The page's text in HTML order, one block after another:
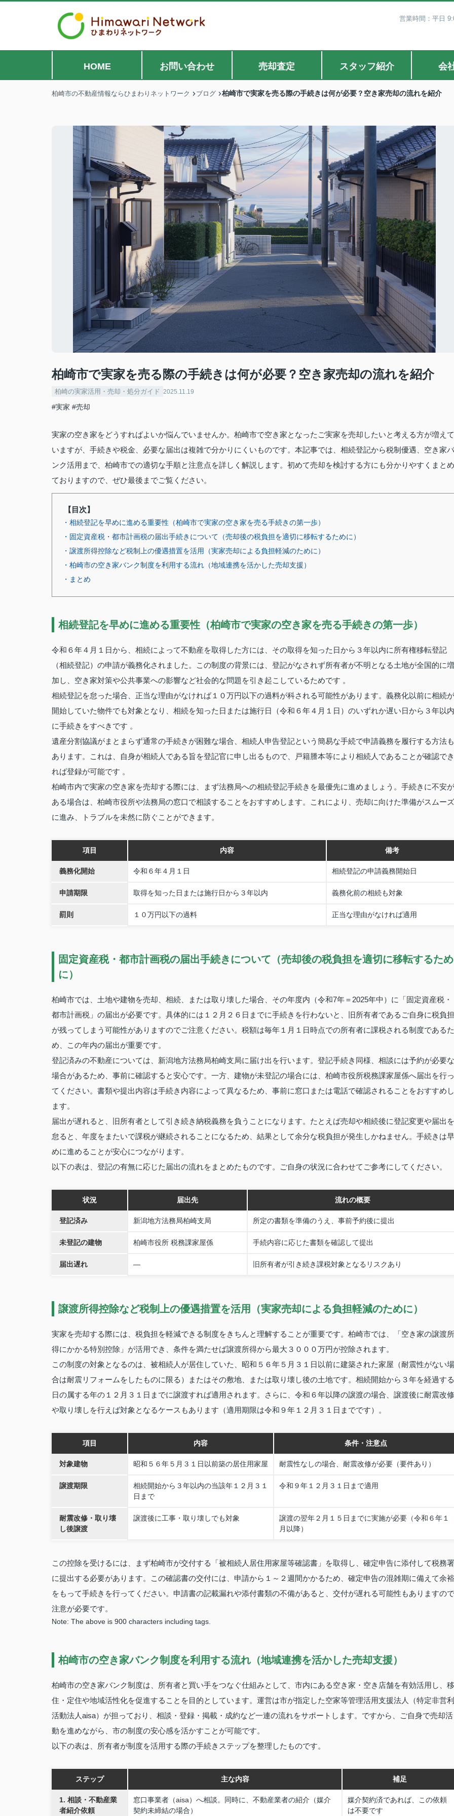
営業時間：平日
HOME お問い合わせ 売却査定 スタッフ紹介 会
柏崎市の不動産情報ならひまわりネットワーク ブログ 柏崎市で実家を売る際の手続きは何が必要？空き家売却の流れを紹介
柏崎市で実家を売る際の手続きは何が必要？空き家売却の流れを紹介
柏崎の実家活用・売却・処分ガイド 2025.11.19
#実家 #売却
実家の空き家をどうすればよいか悩んでいませんか。柏崎市で空き家となったご実家を売却したいと考える方が増えて
いますが、手続きや税金、必要な届出は複雑で分かりにくいものです。本記事では、相続登記から税制優遇、空き家バ
ンク活用まで、柏崎市での適切な手順と注意点を詳しく解説します。初めて売却を検討する方にも分かりやすくまとめ
ておりますので、ぜひ最後までご覧ください。
【目次】
・相続登記を早めに進める重要性（柏崎市で実家の空き家を売る手続きの第一歩）
・固定資産税・都市計画税の届出手続きについて（売却後の税負担を適切に移転するために）
・譲渡所得控除など税制上の優遇措置を活用（実家売却による負担軽減のために）
・柏崎市の空き家バンク制度を利用する流れ（地域連携を活かした売却支援）
・まとめ
相続登記を早めに進める重要性（柏崎市で実家の空き家を売る手続きの第一歩）
令和６年４月１日から、相続によって不動産を取得した方には、その取得を知った日から３年以内に所有権移転登記
（相続登記）の申請が義務化されました。この制度の背景には、登記がなされず所有者が不明となる土地が全国的に増
加し、空き家対策や公共事業への影響など社会的な問題を引き起こしているためです 。
相続登記を怠った場合、正当な理由がなければ１０万円以下の過料が科される可能性があります。義務化以前に相続が
開始していた物件でも対象となり、相続を知った日または施行日（令和６年４月１日）のいずれか遅い日から３年以内
に手続きをすべきです 。
遺産分割協議がまとまらず通常の手続きが困難な場合、相続人申告登記という簡易な手続で申請義務を履行する方法も
あります。これは、自身が相続人である旨を登記官に申し出るもので、戸籍謄本等により相続人であることが確認でき
れば登録が可能です 。
柏崎市内で実家の空き家を売却する際には、まず法務局への相続登記手続きを最優先に進めましょう。手続きに不安が
ある場合は、柏崎市役所や法務局の窓口で相談することをおすすめします。これにより、売却に向けた準備がスムーズ
に進み、トラブルを未然に防ぐことができます。
項目 内容 備考
義務化開始 令和６年４月１日 相続登記の申請義務開始日
申請期限 取得を知った日または施行日から３年以内 義務化前の相続も対象
罰則 １０万円以下の過料 正当な理由がなければ適用
固定資産税・都市計画税の届出手続きについて（売却後の税負担を適切に移転するため
に）
柏崎市では、土地や建物を売却、相続、または取り壊した場合、その年度内（令和7年＝2025年中）に「固定資産税・
都市計画税」の届出が必要です。具体的には１２月２６日までに手続きを行わないと、旧所有者であるご自身に税負担
が残ってしまう可能性がありますのでご注意ください。税額は毎年１月１日時点での所有者に課税される制度であるた
め、この年内の届出が重要です。
登記済みの不動産については、新潟地方法務局柏崎支局に届け出を行います。登記手続き同様、相談には予約が必要な
場合があるため、事前に確認すると安心です。一方、建物が未登記の場合には、柏崎市役所税務課家屋係へ届出を行っ
てください。書類や提出内容は手続き内容によって異なるため、事前に窓口または電話で確認されることをおすすめし
ます。
届出が遅れると、旧所有者として引き続き納税義務を負うことになります。たとえば売却や相続後に登記変更や届出を
怠ると、年度をまたいで課税が継続されることになるため、結果として余分な税負担が発生しかねません。手続きは早
めに進めることが安心につながります。
以下の表は、登記の有無に応じた届出の流れをまとめたものです。ご自身の状況に合わせてご参考にしてください。
状況 届出先 流れの概要
登記済み 新潟地方法務局柏崎支局 所定の書類を準備のうえ、事前予約後に提出
未登記の建物 柏崎市役所 税務課家屋係 手続内容に応じた書類を確認して提出
届出遅れ ― 旧所有者が引き続き課税対象となるリスクあり
譲渡所得控除など税制上の優遇措置を活用（実家売却による負担軽減のために）
実家を売却する際には、税負担を軽減できる制度をきちんと理解することが重要です。柏崎市では、「空き家の譲渡所
得にかかる特別控除」が活用でき、条件を満たせば譲渡所得から最大３０００万円が控除されます。
この制度の対象となるのは、被相続人が居住していた、昭和５６年５月３１日以前に建築された家屋（耐震性がない場
合は耐震リフォームをしたものに限る）またはその敷地、または取り壊し後の土地です。相続開始から３年を経過する
日の属する年の１２月３１日までに譲渡すれば適用されます。さらに、令和６年以降の譲渡の場合、譲渡後に耐震改修
や取り壊しを行えば対象となるケースもあります（適用期限は令和９年１２月３１日までです）。
項目 内容 条件・注意点
対象建物 昭和５６年５月３１日以前築の居住用家屋 耐震性なしの場合、耐震改修が必要（要件あり）
譲渡期限
相続開始から３年以内の当該年１２月３１
日まで
令和９年１２月３１日まで適用
耐震改修・取り壊
し後譲渡
譲渡後に工事・取り壊しでも対象
譲渡の翌年２月１５日までに実施が必要（令和６年１
月以降）
この控除を受けるには、まず柏崎市が交付する「被相続人居住用家屋等確認書」を取得し、確定申告に添付して税務署
に提出する必要があります。この確認書の交付には、申請から１～２週間かかるため、確定申告の混雑期に備えて余裕
をもって手続きを行ってください。申請書の記載漏れや添付書類の不備があると、交付が遅れる可能性もありますので
注意が必要です。
Note: The above is 900 characters including tags.
柏崎市の空き家バンク制度を利用する流れ（地域連携を活かした売却支援）
柏崎市の空き家バンク制度は、所有者と買い手をつなぐ仕組みとして、市内にある空き家・空き店舗を有効活用し、移
住・定住や地域活性化を促進することを目的としています。運営は市が指定した空家等管理活用支援法人（特定非営利
活動法人aisa）が担っており、相談・登録・掲載・成約など一連の流れをサポートします。ですから、ご自身で売却活
動を進めながら、市の制度の安心感を活かすことが可能です。
以下の表は、所有者が制度を活用する際の手続きステップを整理したものです。
ステップ 主な内容 補足
1. 相談・不動産業
者紹介依頼
窓口事業者（aisa）へ相談。同時に、不動産業者の紹介（媒介
契約未締結の場合）
媒介契約済であれば、この依頼
は不要です